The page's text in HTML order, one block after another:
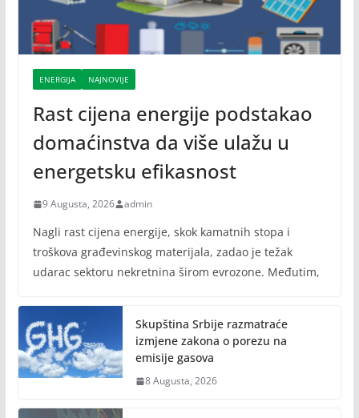
ENERGIJA NAJNOVIJE
Rast cijena energije podstakao
domaćinstva da više ulažu u
energetsku efikasnost
9 Augusta, 2026 admin
Nagli rast cijena energije, skok kamatnih stopa i
troškova građevinskog materijala, zadao je težak
udarac sektoru nekretnina širom evrozone. Međutim,
Skupština Srbije razmatraće
izmjene zakona o porezu na
emisije gasova
8 Augusta, 2026